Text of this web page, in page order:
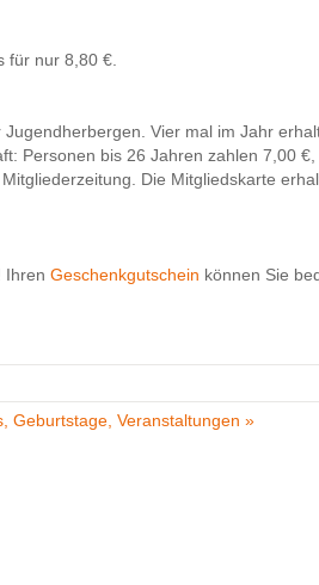
für nur 8,80 €.
Vier mal im Jahr
Personen bis 26 Jahren zahlen 7,00 €,
Die Mitgliedskarte
Ihren Geschenkgutschein können Sie
Geburtstage, Veranstaltungen »